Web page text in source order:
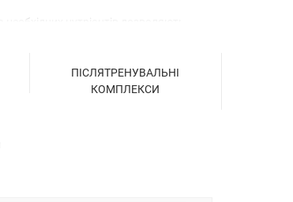
нутрієнтів дозволяють
цілей. Важливо зазначити, що
ПІСЛЯТРЕНУВАЛЬНІ
КОМПЛЕКСИ